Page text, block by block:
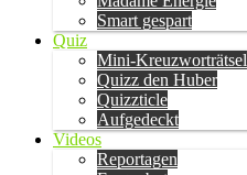
Smart gespart
Quiz
Mini-Kreuzworträtsel
Quizz den Huber
Quizzticle
Aufgedeckt
Videos
Reportagen